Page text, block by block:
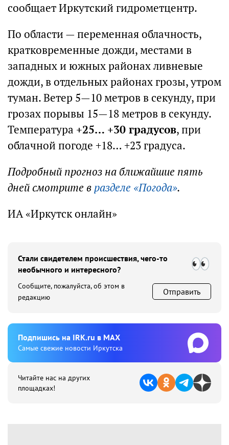
сообщает Иркутский гидрометцентр.
По области — переменная облачность,
кратковременные дожди, местами в
западных и южных районах ливневые
дожди, в отдельных районах грозы, утром
туман. Ветер 5—10 метров в секунду, при
грозах порывы 15—18 метров в секунду.
Температура +25… +30 градусов, при
облачной погоде +18… +23 градуса.
Подробный прогноз на ближайшие пять
дней смотрите в разделе «Погода».
ИА «Иркутск онлайн»
Стали свидетелем происшествия, чего-то
необычного и интересного?
Сообщите, пожалуйста, об этом в
редакцию
Отправить
Подпишиcь на IRK.ru в MAX
Cамые свежие новости Иркутска
Читайте нас на других
площадках!